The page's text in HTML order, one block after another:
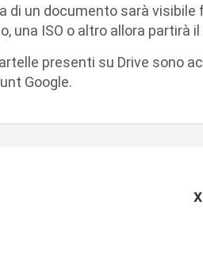
di un documento sarà visibile
una ISO o altro allora partirà
presenti su Drive sono
Google.